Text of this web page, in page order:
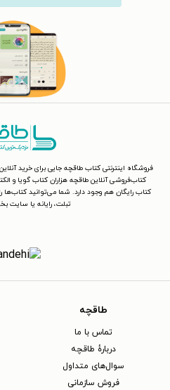
فروشگاه اینترنتی کتاب طاقچه جایی برای خرید
کتاب‌فروشی آنلاین طاقچه هزاران کتاب گویا و
کتاب رایگان هم وجود دارد. شما می‌توانید کتاب‌ها
تبلت، رایانه یا سایت
طاقچه
تماس با ما
دربارهٔ طاقچه
سوال‌های متداول
فروش سازمانی